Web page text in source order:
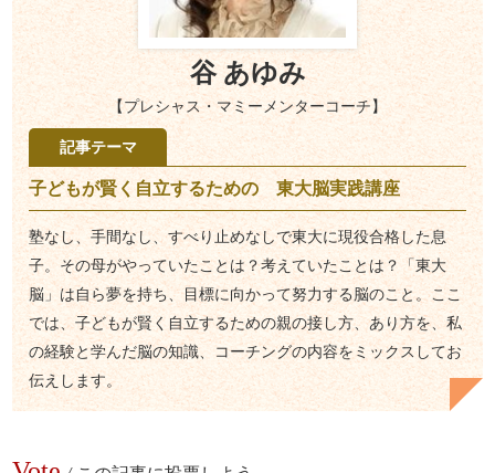
谷 あゆみ
【プレシャス・マミーメンターコーチ】
記事テーマ
子どもが賢く自立するための 東大脳実践講座
塾なし、手間なし、すべり止めなしで東大に現役合格した息
子。その母がやっていたことは？考えていたことは？「東大
脳」は自ら夢を持ち、目標に向かって努力する脳のこと。ここ
では、子どもが賢く自立するための親の接し方、あり方を、私
の経験と学んだ脳の知識、コーチングの内容をミックスしてお
伝えします。